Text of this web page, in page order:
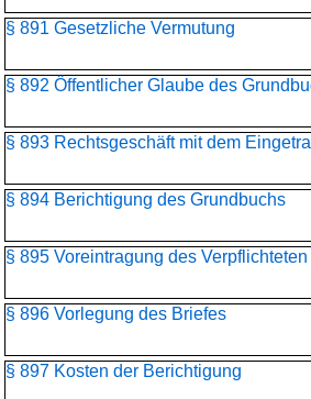
§ 891 Gesetzliche Vermutung
§ 892 Öffentlicher Glaube des
§ 893 Rechtsgeschäft mit dem
§ 894 Berichtigung des Grundbuchs
§ 895 Voreintragung des Verpflichteten
§ 896 Vorlegung des Briefes
§ 897 Kosten der Berichtigung